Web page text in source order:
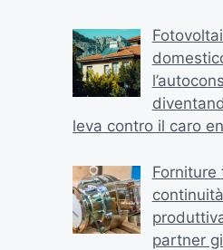
leva contro il caro
Forniture
continuità
partner